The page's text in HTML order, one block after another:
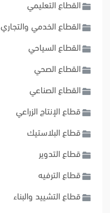
القطاع التعليمي
القطاع الخدمي والتجاري
القطاع السياحي
القطاع الصحي
القطاع الصناعي
قطاع الإنتاج الزراعي
قطاع البلاستيك
قطاع التدوير
قطاع الترفيه
قطاع التشييد والبناء